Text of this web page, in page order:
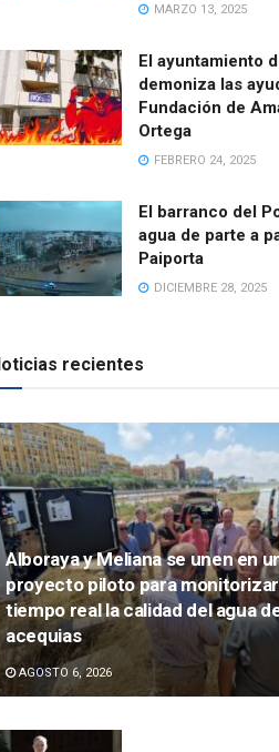
MARZO 13, 2025
El ayuntamiento
demoniza las
Fundación de
Ortega
FEBRERO 24, 2025
El barranco del
agua de parte a
Paiporta
DICIEMBRE 28, 2025
recientes
Alboraya y Meliana se unen en
proyecto piloto para
tiempo real la calidad del agua
acequias
AGOSTO 6, 2026